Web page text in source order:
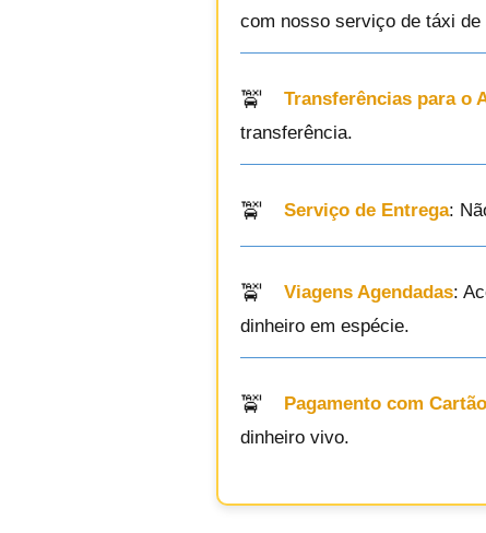
com nosso serviço de táxi de
Transferências para o
transferência.
Serviço de Entrega:
Viagens Agendadas:
dinheiro em espécie.
Pagamento com Cartão
dinheiro vivo.